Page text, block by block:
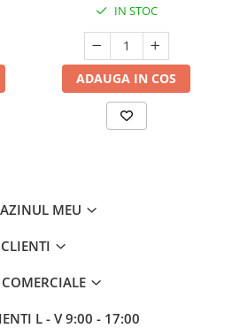
IN STOC
ADAUGA IN COS
MEU
CLIENTI
L - V 9:00 - 17:00